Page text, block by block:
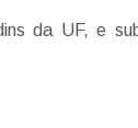
da UF, e